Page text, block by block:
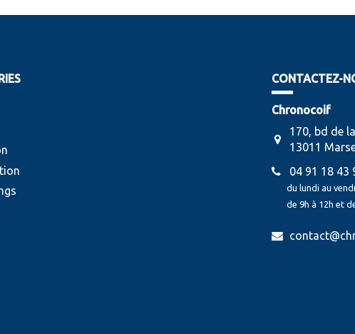
CONTACTEZ-
Chronocoif
170, bd de
13011
04 91 18 43
du lundi au
de 9h à 12h et